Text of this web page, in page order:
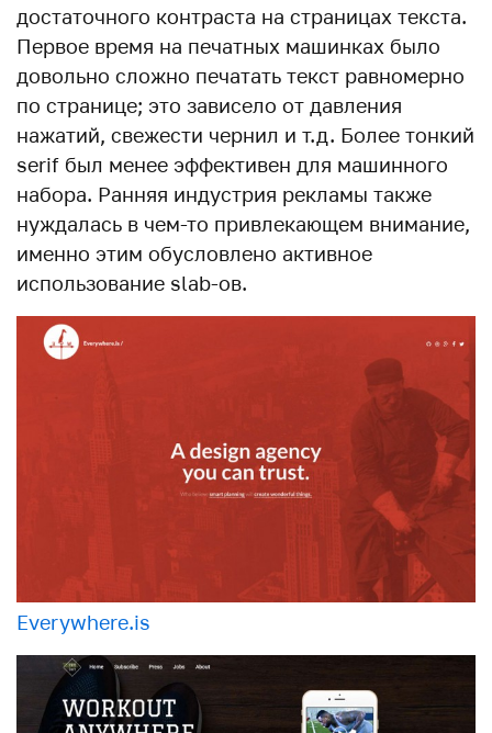
достаточного контраста на страницах текста.
Первое время на печатных машинках было
довольно сложно печатать текст равномерно
по странице; это зависело от давления
нажатий, свежести чернил и т.д. Более тонкий
serif был менее эффективен для машинного
набора. Ранняя индустрия рекламы также
нуждалась в чем-то привлекающем внимание,
именно этим обусловлено активное
использование slab-ов.
Everywhere.is